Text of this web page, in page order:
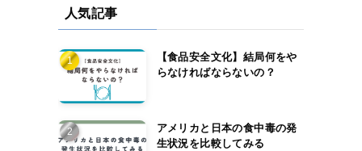
人気記事
【食品安全文化】結局何をや
らなければならないの？
アメリカと日本の食中毒の発
生状況を比較してみる